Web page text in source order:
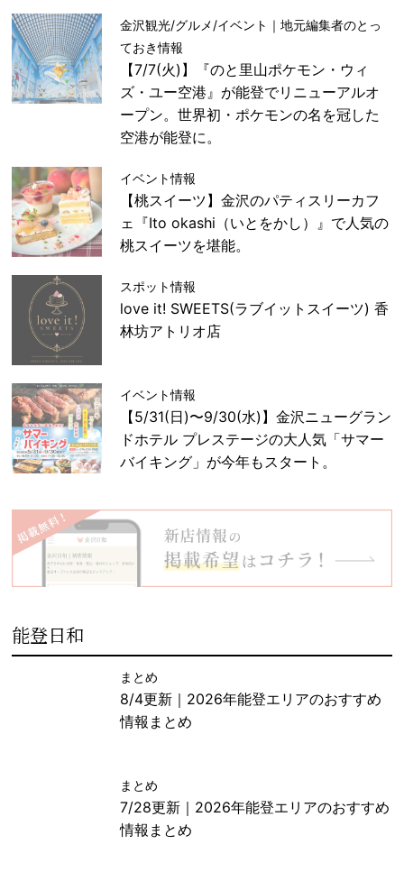
金沢観光/グルメ/イベント｜地元編集者のとっ
ておき情報
【7/7(火)】『のと里山ポケモン・ウィ
ズ・ユー空港』が能登でリニューアルオ
ープン。世界初・ポケモンの名を冠した
空港が能登に。
イベント情報
【桃スイーツ】金沢のパティスリーカフ
ェ『Ito okashi（いとをかし）』で人気の
桃スイーツを堪能。
スポット情報
love it! SWEETS(ラブイットスイーツ) 香
林坊アトリオ店
イベント情報
【5/31(日)〜9/30(水)】金沢ニューグラン
ドホテル プレステージの大人気「サマー
バイキング」が今年もスタート。
能登日和
まとめ
8/4更新｜2026年能登エリアのおすすめ
情報まとめ
まとめ
7/28更新｜2026年能登エリアのおすすめ
情報まとめ